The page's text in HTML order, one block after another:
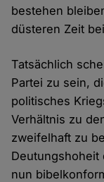
bestehen
düsteren Zeit
Tatsächlich
Partei zu sein,
politisches
Verhältnis zu
zweifelhaft zu
Deutungshoheit
nun